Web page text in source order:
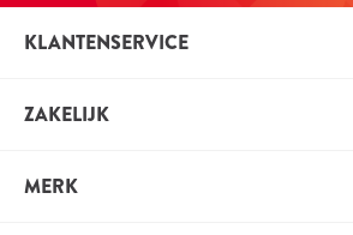
KLANTENSERVICE
VERZENDINFORMATIE
ZAKELIJK
MERK